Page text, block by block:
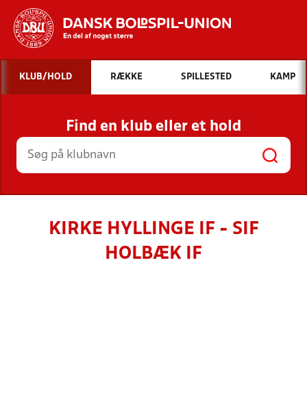
Hvad vil du søge efter?
INDHOLD OG NYHEDER
STILLINGER, RESULTATER, KLUBBER OG
HOLD
KLUB/HOLD RÆKKE SPILLESTED KAMP
Find en klub eller et hold
KIRKE HYLLINGE IF - SIF
HOLBÆK IF